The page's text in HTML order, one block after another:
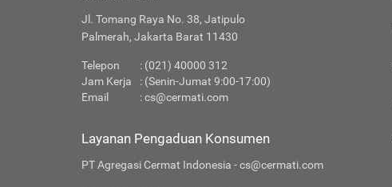
Jl. Tomang Raya No. 38, Jatipulo
Palmerah, Jakarta Barat 11430
Telepon
: (021) 40000 312
Jam Kerja
: (Senin-Jumat 9:00-17:00)
Email
:cs@cermati.com
Layanan Pengaduan Konsumen
PT Agregasi Cermat Indonesia - cs@cermati.com